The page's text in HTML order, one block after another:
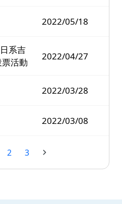
2022/05/18
系吉
活動
2022/04/27
2022/03/28
2022/03/08
2 3